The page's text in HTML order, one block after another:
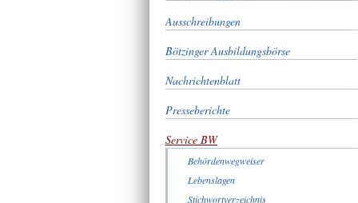
Ausschreibungen
Bötzinger Ausbildungsbörse
Nachrichtenblatt
Presseberichte
Service BW
Behördenwegweiser
Lebenslagen
Stichwortverzeichnis